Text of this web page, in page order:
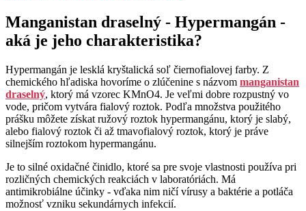
Manganistan draselný - Hypermangán -
aká je jeho charakteristika?
Hypermangán je lesklá kryštalická soľ čiernofialovej farby. Z
chemického hľadiska hovoríme o zlúčenine s názvom manganistan
draselný, ktorý má vzorec KMnO4. Je veľmi dobre rozpustný vo
vode, pričom vytvára fialový roztok. Podľa množstva použitého
prášku môžete získat ružový roztok hypermangánu, ktorý je slabý,
alebo fialový roztok či až tmavofialový roztok, ktorý je práve
silnejším roztokom hypermangánu.
Je to silné oxidačné činidlo, ktoré sa pre svoje vlastnosti používa pri
rozličných chemických reakciách v laboratóriách. Má
antimikrobiálne účinky - vďaka nim ničí vírusy a baktérie a potláča
možnosť vzniku sekundárnych infekcií.